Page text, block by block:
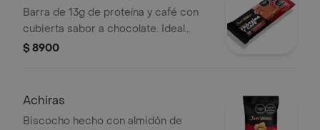
Barra de 13g de proteína y café con
cubierta sabor a chocolate. Ideal
post-entrenamiento o para saciar el
$ 8900
Achiras
Biscocho hecho con almidón de